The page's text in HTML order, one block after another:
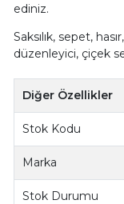
ediniz.
Saksılık, sepet,
düzenleyici, çiçek
Diğer Özellikler
Stok Kodu
Marka
Stok Durumu